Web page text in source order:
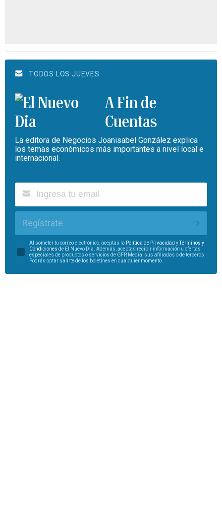
TODOS LOS JUEVES
A Fin de
Cuentas
La editora de Negocios Joanisabel González explica
los temas económicos más importantes a nivel local e
internacional.
Regístrate
Al someter tu correo electrónico, aceptas la Política de Privacidad yTérminos y
Condiciones de El Nuevo Día. Además, aceptas recibir información u ofertas
especiales de productos o servicios de GFR Media, sus afiliadas o de terceros.
Podrás optar salirte de los boletines en cualquier momento.